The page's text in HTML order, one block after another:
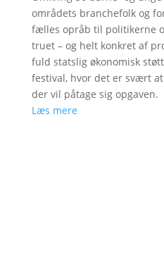
områdets branchefolk og
fælles opråb til politikerne
truet – og helt konkret af
fuld statslig økonomisk
festival, hvor det er svært
der vil påtage sig opgaven.
Læs mere